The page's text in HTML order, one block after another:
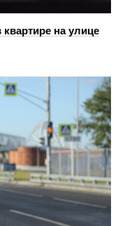
на улице